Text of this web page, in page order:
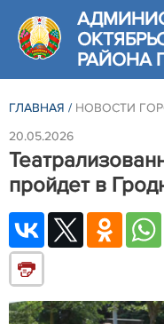
РАЙОНА
ГЛАВНАЯ / НОВОСТИ
20.05.2026
пройдет в